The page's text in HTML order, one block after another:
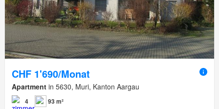
CHF 1'690/Monat
Apartment in 5630, Muri, Kanton Aargau
4 93 m²